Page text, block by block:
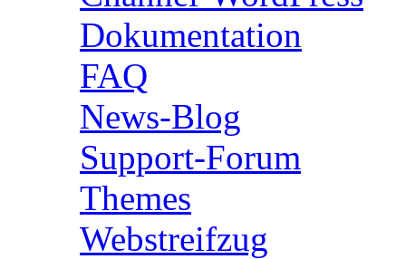
Dokumentation
FAQ
News-Blog
Support-Forum
Themes
Webstreifzug